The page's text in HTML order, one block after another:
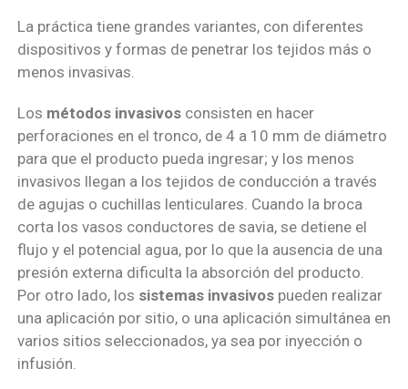
La práctica tiene grandes variantes, con diferentes
dispositivos y formas de penetrar los tejidos más o
menos invasivas.
Los métodos invasivosconsisten en hacer
perforaciones en el tronco, de 4 a 10 mm de diámetro
para que el producto pueda ingresar; y los menos
invasivos llegan a los tejidos de conducción a través
de agujas o cuchillas lenticulares. Cuando la broca
corta los vasos conductores de savia, se detiene el
flujo y el potencial agua, por lo que la ausencia de una
presión externa dificulta la absorción del producto.
Por otro lado, los sistemas invasivospueden realizar
una aplicación por sitio, o una aplicación simultánea en
varios sitios seleccionados, ya sea por inyección o
infusión.